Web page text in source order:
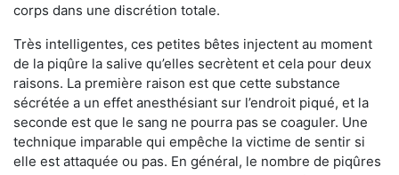
corps dans une discrétion totale.
Très intelligentes, ces petites bêtes injectent au moment
de la piqûre la salive qu’elles secrètent et cela pour deux
raisons. La première raison est que cette substance
sécrétée a un effet anesthésiant sur l’endroit piqué, et la
seconde est que le sang ne pourra pas se coaguler. Une
technique imparable qui empêche la victime de sentir si
elle est attaquée ou pas. En général, le nombre de piqûres